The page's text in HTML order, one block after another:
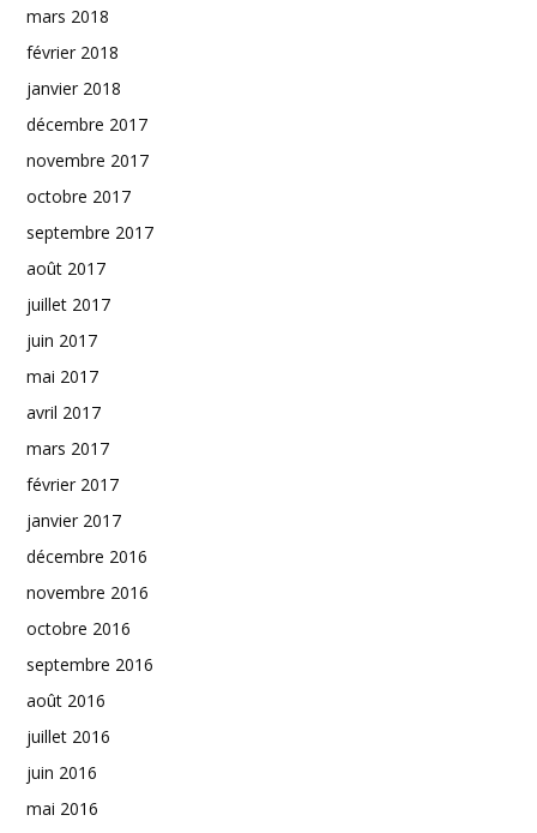
mars 2018
février 2018
janvier 2018
décembre 2017
novembre 2017
octobre 2017
septembre 2017
août 2017
juillet 2017
juin 2017
mai 2017
avril 2017
mars 2017
février 2017
janvier 2017
décembre 2016
novembre 2016
octobre 2016
septembre 2016
août 2016
juillet 2016
juin 2016
mai 2016